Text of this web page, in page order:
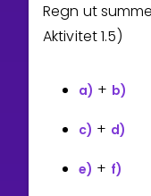
Regn ut
Aktivitet 1.5)
a) + b)
c) + d)
e) + f)